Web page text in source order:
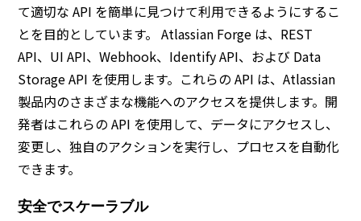
て適切な API を簡単に見つけて利用できるようにするこ
とを目的としています。 Atlassian Forge は、REST
API、UI API、Webhook、Identify API、および Data
Storage API を使用します。これらの API は、Atlassian
製品内のさまざまな機能へのアクセスを提供します。開
発者はこれらの API を使用して、データにアクセスし、
変更し、独自のアクションを実行し、プロセスを自動化
できます。
安全でスケーラブル